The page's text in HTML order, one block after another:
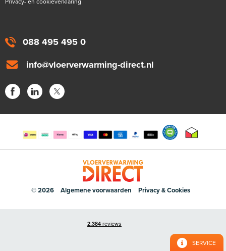
088 495 495 0
info@vloerverwarming-direct.nl
Privacy- en cookieverklaring
© 2026 Algemene voorwaarden Privacy & Cookies
SERVICE